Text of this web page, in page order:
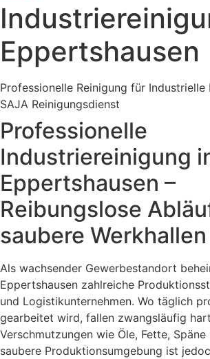
Eppertshausen
Professionelle Reinigung für Industrielle
SAJA Reinigungsdienst
Professionelle
Industriereinigung
Eppertshausen –
Reibungslose
saubere Werkhallen
Als wachsender Gewerbestandort
Eppertshausen zahlreiche
und Logistikunternehmen. Wo täglich
gearbeitet wird, fallen zwangsläufig
Verschmutzungen wie Öle, Fette,
saubere Produktionsumgebung ist